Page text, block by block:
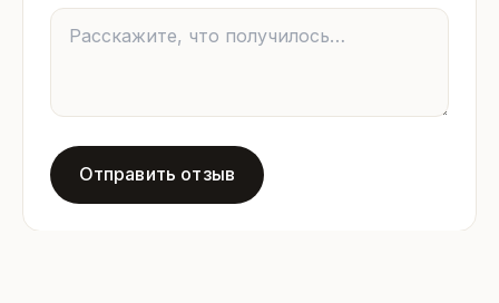
Отправить отзыв